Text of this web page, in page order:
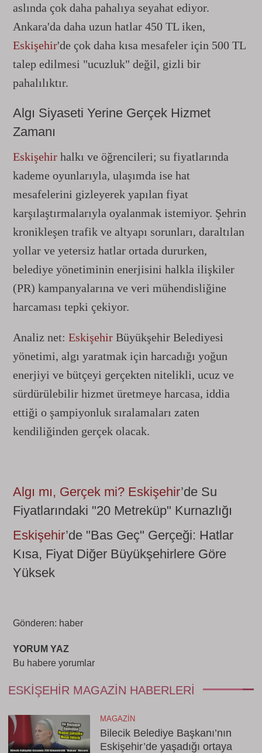
aslında çok daha pahalıya seyahat ediyor.
Ankara'da daha uzun hatlar 450 TL iken,
Eskişehir'de çok daha kısa mesafeler için 500 TL
talep edilmesi "ucuzluk" değil, gizli bir
pahalılıktır.
Algı Siyaseti Yerine Gerçek Hizmet
Zamanı
Eskişehir halkı ve öğrencileri; su fiyatlarında
kademe oyunlarıyla, ulaşımda ise hat
mesafelerini gizleyerek yapılan fiyat
karşılaştırmalarıyla oyalanmak istemiyor. Şehrin
kronikleşen trafik ve altyapı sorunları, daraltılan
yollar ve yetersiz hatlar ortada dururken,
belediye yönetiminin enerjisini halkla ilişkiler
(PR) kampanyalarına ve veri mühendisliğine
harcaması tepki çekiyor.
Analiz net: Eskişehir Büyükşehir Belediyesi
yönetimi, algı yaratmak için harcadığı yoğun
enerjiyi ve bütçeyi gerçekten nitelikli, ucuz ve
sürdürülebilir hizmet üretmeye harcasa, iddia
ettiği o şampiyonluk sıralamaları zaten
kendiliğinden gerçek olacak.
Algı mı, Gerçek mi? Eskişehir’de Su
Fiyatlarındaki "20 Metreküp" Kurnazlığı
Eskişehir’de "Bas Geç" Gerçeği: Hatlar
Kısa, Fiyat Diğer Büyükşehirlere Göre
Yüksek
Gönderen: haber
YORUM YAZ
Bu habere yorumlar
ESKIŞEHIR MAGAZIN HABERLERI
MAGAZIN
Bilecik Belediye Başkanı’nın
Eskişehir’de yaşadığı ortaya